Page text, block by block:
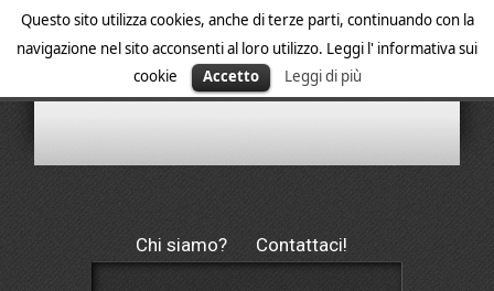
Questo sito utilizza cookies, anche di terze parti, continuando con la
navigazione nel sito acconsenti al loro utilizzo. Leggi l' informativa sui
cookie
Accetto Leggi di più
Chi siamo? Contattaci!